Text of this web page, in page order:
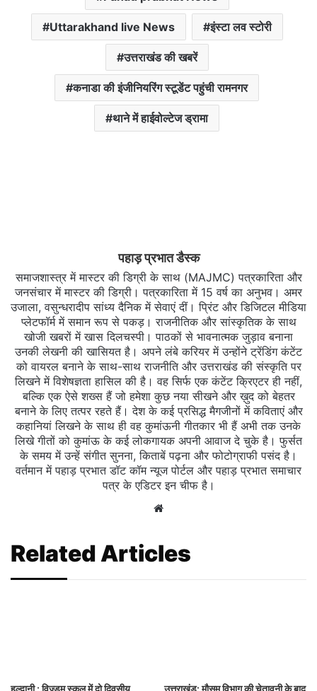
Uttarakhand live News इंस्टा लव स्टोरी
उत्तराखंड की खबरें
कनाडा की इंजीनियरिंग स्टूडेंट पहुंची रामनगर
थाने में हाईवोल्टेज ड्रामा
पहाड़ प्रभात डैस्क
समाजशास्त्र में मास्टर की डिग्री के साथ (MAJMC) पत्रकारिता और
जनसंचार में मास्टर की डिग्री। पत्रकारिता में 15 वर्ष का अनुभव। अमर
उजाला, वसुन्धरादीप सांध्य दैनिक में सेवाएं दीं। प्रिंट और डिजिटल मीडिया
प्लेटफॉर्म में समान रूप से पकड़। राजनीतिक और सांस्कृतिक के साथ
खोजी खबरों में खास दिलचस्‍पी। पाठकों से भावनात्मक जुड़ाव बनाना
उनकी लेखनी की खासियत है। अपने लंबे करियर में उन्होंने ट्रेंडिंग कंटेंट
को वायरल बनाने के साथ-साथ राजनीति और उत्तराखंड की संस्कृति पर
लिखने में विशेषज्ञता हासिल की है। वह सिर्फ एक कंटेंट क्रिएटर ही नहीं,
बल्कि एक ऐसे शख्स हैं जो हमेशा कुछ नया सीखने और ख़ुद को बेहतर
बनाने के लिए तत्पर रहते हैं। देश के कई प्रसिद्ध मैगजीनों में कविताएं और
कहानियां लिखने के साथ ही वह कुमांऊनी गीतकार भी हैं अभी तक उनके
लिखे गीतों को कुमांऊ के कई लोकगायक अपनी आवाज दे चुके है। फुर्सत
के समय में उन्हें संगीत सुनना, किताबें पढ़ना और फोटोग्राफी पसंद है।
वर्तमान में पहाड़ प्रभात डॉट कॉम न्यूज पोर्टल और पहाड़ प्रभात समाचार
पत्र के एडिटर इन चीफ है।
Website
Related Articles
हल्द्वानी : विज्डम स्कूल में दो दिवसीय
उत्तराखंड: मौसम विभाग की चेतावनी के बाद